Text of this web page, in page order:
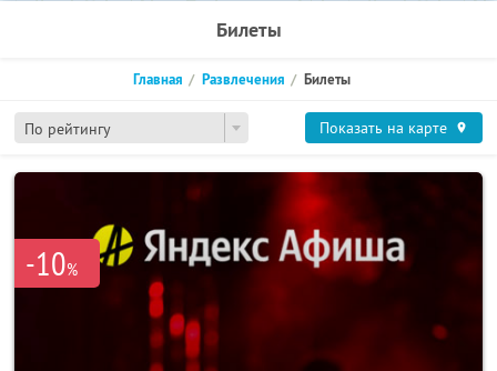
Билеты
По рейтингу
Главная Развлечения Билеты
Показать на карте
-10%